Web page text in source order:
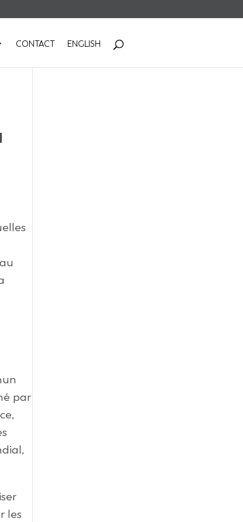
CONTACT ENGLISH
par
les